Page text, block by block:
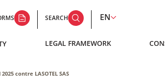
SEARCH EN
LEGAL FRAMEWORK
contre LASOTEL SAS